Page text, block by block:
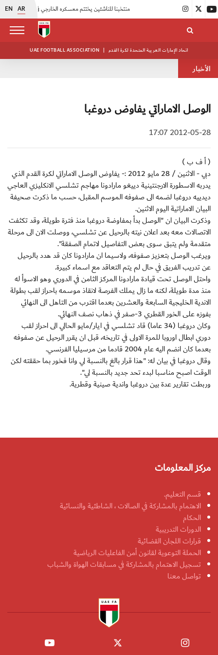
EN AR
اتحاد الكرة يُنظم ورشة عمل للمراقبين المعتمدين |
UAE FOOTBALL ASSOCIATION | اتحاد الإمارات العربية المتحدة لكرة القدم
الأخبار
الوصل الاماراتي يفاوض دروغبا
2012-05-28 17:07
( أ ف ب )
دبي - الاثنين / 28 مايو 2012 :- يفاوض الوصل الاماراتي لكرة القدم الذي
يدربه الاسطورة الارجنتينية دييغو مارادونا مهاجم تشلسي الانكليزي العاجي
ديدييه دروغبا لضمه الى صفوفه الموسم المقبل، حسب ما ذكرت صحيفة
البيان الاماراتية اليوم الاثنين.
وذكرت البيان ان "الوصل بدأ بمفاوضة دروغبا منذ فترة طويلة، وقد تكثفت
الاتصالات معه بعد اعلان نيته بالرحيل عن تشلسي، ووصلت الان الى مرحلة
متقدمة ولم يتبق سوى بعض التفاصيل لاتمام الصفقة".
ويرغب الوصل بتعزيز صفوفه، ولاسيما ان مارادونا كان قد هدد بالرحيل
عن تدريب الفريق في حال لم يتم التعاقد مع اسماء كبيرة.
واحتل الوصل تحت قيادة مارادونا المركز الثامن في الدوري وهو الاسوأ له
منذ مدة طويلة، لكنه ما زال يملك الفرصة لانقاذ موسمه باحراز لقب بطولة
الاندية الخليجية السابعة والعشرين بعدما اقترب من التاهل الى النهائي
بفوزه على الخور القطري 3-صفر في ذهاب نصف النهائي.
وكان دروغبا (34 عاما) قاد تشلسي في ايار/مايو الحالي الى احراز لقب
دوري ابطال اوروبا للمرة الاولى في تاريخه، قبل ان يقرر الرحيل عن صفوفه
بعدما كان انضم اليه عام 2004 قادما من مرسيليا الفرنسي.
وقال دروغبا في بيان له: "هذا قرار بالغ بالنسبة لي وانا فخور بما حققته لكن
الوقت اصبح مناسبا لبدء تحد جديد بالنسبة لي".
وربطت تقارير عدة بين دروغبا واندية صينية وقطرية.
مركز المعلومات
قسم التعليم.
الاهتمام بالمشاركة في الصالات ، الشاطئية والنسائية
الحكام
الدورات التدريبية
قرارات اللجان القضائية
الحملة التوعوية لقانون أمن الفاعليات الرياضية
تسجيل الاهتمام بالمشاركة في مسابقات الهواة والشباب
تواصل معنا